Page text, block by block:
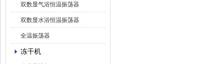
双数显气浴恒温振荡器
双数显水浴恒温振荡器
全温振荡器
冻干机